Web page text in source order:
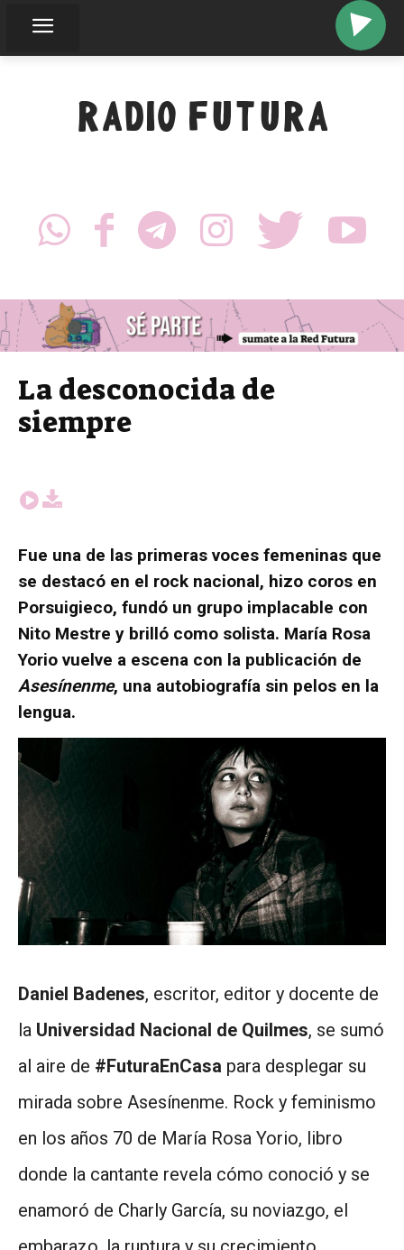
RADIO FUTURA
La desconocida de
siempre
Fue una de las primeras voces femeninas que
se destacó en el rock nacional, hizo coros en
Porsuigieco, fundó un grupo implacable con
Nito Mestre y brilló como solista. María Rosa
Yorio vuelve a escena con la publicación de
Asesínenme, una autobiografía sin pelos en la
lengua.
Daniel Badenes, escritor, editor y docente de
la Universidad Nacional de Quilmes, se sumó
al aire de #FuturaEnCasa para desplegar su
mirada sobre Asesínenme. Rock y feminismo
en los años 70 de María Rosa Yorio, libro
donde la cantante revela cómo conoció y se
enamoró de Charly García, su noviazgo, el